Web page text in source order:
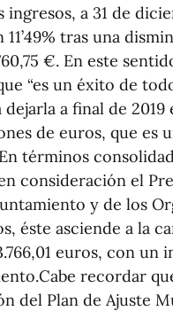
ingresos, a 31 de
11’49% tras una
€. En este
“es un éxito de
dejarla a final de 2019
de euros, que es
términos
consideración el
y de los
éste asciende a la
euros, con un
recordar
del Plan de Ajuste